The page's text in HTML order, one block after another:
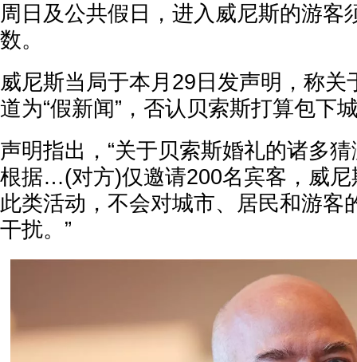
周日及公共假日，进入威尼斯的游客
数。
威尼斯当局于本月29日发声明，称关
道为“假新闻”，否认贝索斯打算包下
声明指出，“关于贝索斯婚礼的诸多
根据…(对方)仅邀请200名宾客，威尼
此类活动，不会对城市、居民和游客
干扰。”